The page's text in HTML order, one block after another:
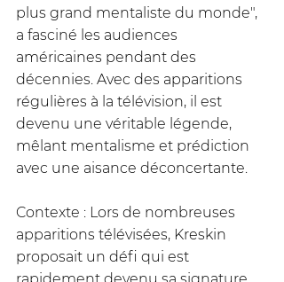
plus grand mentaliste du monde",
a fasciné les audiences
américaines pendant des
décennies. Avec des apparitions
régulières à la télévision, il est
devenu une véritable légende,
mêlant mentalisme et prédiction
avec une aisance déconcertante.
Contexte : Lors de nombreuses
apparitions télévisées, Kreskin
proposait un défi qui est